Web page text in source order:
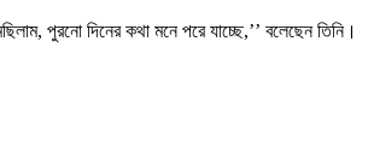
পুরনো দিনের কথা মনে পরে যাচ্ছে,’’ বলেছেন তিনি।